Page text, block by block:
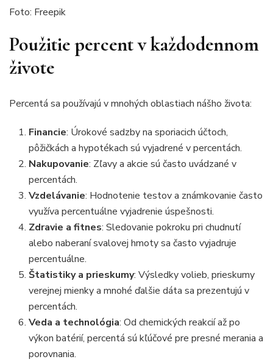
Foto: Freepik
Použitie percent v každodennom
živote
Percentá sa používajú v mnohých oblastiach nášho života:
Financie: Úrokové sadzby na sporiacich účtoch,
pôžičkách a hypotékach sú vyjadrené v percentách.
Nakupovanie: Zľavy a akcie sú často uvádzané v
percentách.
Vzdelávanie: Hodnotenie testov a známkovanie často
využíva percentuálne vyjadrenie úspešnosti.
Zdravie a fitnes: Sledovanie pokroku pri chudnutí
alebo naberaní svalovej hmoty sa často vyjadruje
percentuálne.
Štatistiky a prieskumy: Výsledky volieb, prieskumy
verejnej mienky a mnohé ďalšie dáta sa prezentujú v
percentách.
Veda a technológia: Od chemických reakcií až po
výkon batérií, percentá sú kľúčové pre presné merania a
porovnania.